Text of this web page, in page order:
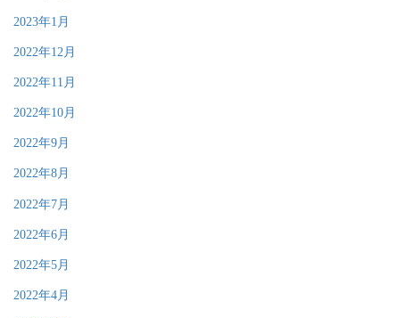
2023年1月
2022年12月
2022年11月
2022年10月
2022年9月
2022年8月
2022年7月
2022年6月
2022年5月
2022年4月